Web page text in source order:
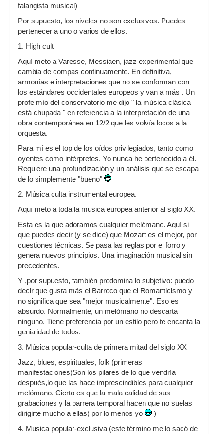
falangista musical)
Por supuesto, los niveles no son exclusivos. Puedes
pertenecer a uno o varios de ellos.
1. High cult
Aquí meto a Varesse, Messiaen, jazz experimental que
cambia de compás continuamente. En definitiva,
armonías e interpretaciones que no se conforman con
los estándares occidentales europeos y van a más . Un
profe mío del conservatorio me dijo " la música clásica
está chupada " en referencia a la interpretación de una
obra contemporánea en 12/2 que les volvía locos a la
orquesta.
Para mí es el top de los oídos privilegiados, tanto como
oyentes como intérpretes. Yo nunca he pertenecido a él.
Requiere una profundización y un análisis que se escapa
de lo simplemente "bueno"
2. Música culta instrumental europea.
Aquí meto a toda la música europea anterior al siglo XX.
Esta es la que adoramos cualquier melómano. Aquí si
que puedes decir (y se dice) que Mozart es el mejor, por
cuestiones técnicas. Se pasa las reglas por el forro y
genera nuevos principios. Una imaginación musical sin
precedentes.
Y ,por supuesto, también predomina lo subjetivo: puedo
decir que gusta más el Barroco que el Romanticismo y
no significa que sea "mejor musicalmente". Eso es
absurdo. Normalmente, un melómano no descarta
ninguno. Tiene preferencia por un estilo pero te encanta la
genialidad de todos.
3. Música popular-culta de primera mitad del siglo XX
Jazz, blues, espirituales, folk (primeras
manifestaciones)Son los pilares de lo que vendría
después,lo que las hace imprescindibles para cualquier
melómano. Cierto es que la mala calidad de sus
grabaciones y la barrera temporal hacen que no suelas
dirigirte mucho a ellas( por lo menos yo
)
4. Musica popular-exclusiva (este término me lo sacó de